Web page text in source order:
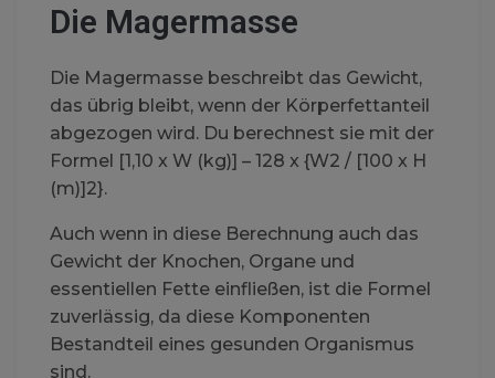
Die Magermasse
Die Magermasse beschreibt das Gewicht,
das übrig bleibt, wenn der Körperfettanteil
abgezogen wird. Du berechnest sie mit der
Formel [1,10 x W (kg)] – 128 x {W2 / [100 x H
(m)]2}.
Auch wenn in diese Berechnung auch das
Gewicht der Knochen, Organe und
essentiellen Fette einfließen, ist die Formel
zuverlässig, da diese Komponenten
Bestandteil eines gesunden Organismus
sind.